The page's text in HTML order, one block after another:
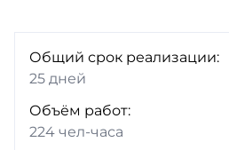
Общий срок реализации:
25 дней
Объём работ:
224 чел-часа